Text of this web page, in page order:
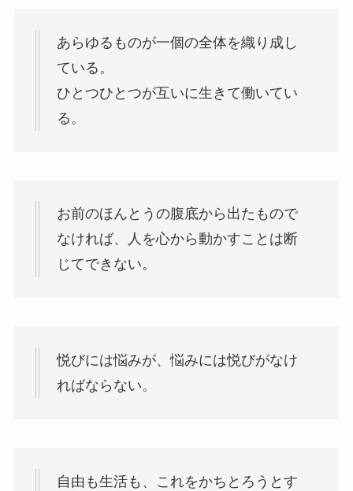
あらゆるものが一個の全体を織り成し
ている。
ひとつひとつが互いに生きて働いてい
る。
お前のほんとうの腹底から出たもので
なければ、人を心から動かすことは断
じてできない。
悦びには悩みが、悩みには悦びがなけ
ればならない。
自由も生活も、これをかちとろうとす